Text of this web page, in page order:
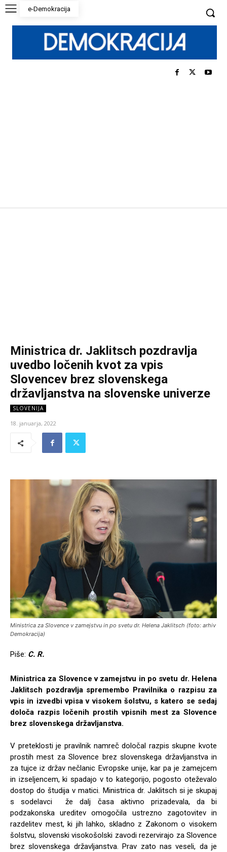
e-Demokracija
Ministrica dr. Jaklitsch pozdravlja
uvedbo ločenih kvot za vpis
Slovencev brez slovenskega
državljanstva na slovenske univerze
SLOVENIJA
18. januarja, 2022
Ministrica za Slovence v zamejstvu in po svetu dr. Helena Jaklitsch (foto: arhiv
Demokracija)
Piše: C. R.
Ministrica za Slovence v zamejstvu in po svetu dr. Helena
Jaklitsch pozdravlja spremembo Pravilnika o razpisu za
vpis in izvedbi vpisa v visokem šolstvu, s katero se sedaj
določa razpis ločenih prostih vpisnih mest za Slovence
brez slovenskega državljanstva.
V preteklosti je pravilnik namreč določal razpis skupne kvote
prostih mest za Slovence brez slovenskega državljanstva in
za tujce iz držav nečlanic Evropske unije, kar pa je zamejcem
in izseljencem, ki spadajo v to kategorijo, pogosto oteževalo
dostop do študija v matici. Ministrica dr. Jaklitsch si je skupaj
s sodelavci že dalj časa aktivno prizadevala, da bi
podzakonska ureditev omogočila ustrezno zagotovitev in
razdelitev mest, ki jih lahko, skladno z Zakonom o visokem
šolstvu, slovenski visokošolski zavodi rezervirajo za Slovence
brez slovenskega državljanstva. Prav zato nas veseli, da je